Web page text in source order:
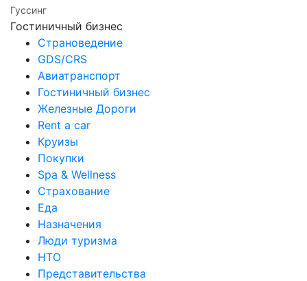
Гуссинг
Гостиничный бизнес
Страноведение
GDS/CRS
Авиатранспорт
Гостиничный бизнес
Железные Дороги
Rent a car
Круизы
Покупки
Spa & Wellness
Страхование
Еда
Назначения
Люди туризма
НТО
Представительства